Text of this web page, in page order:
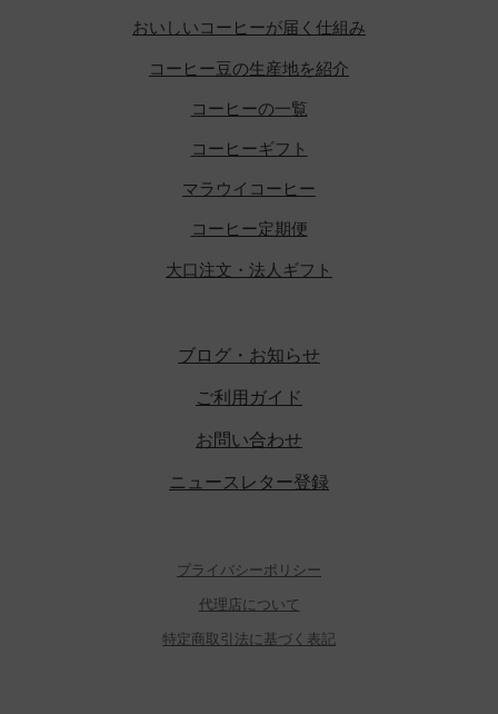
おいしいコーヒーが届く仕組み
コーヒー豆の生産地を紹介
コーヒーの一覧
コーヒーギフト
マラウイコーヒー
コーヒー定期便
大口注文・法人ギフト
ブログ・お知らせ
ご利用ガイド
お問い合わせ
ニュースレター登録
プライバシーポリシー
代理店について
特定商取引法に基づく表記